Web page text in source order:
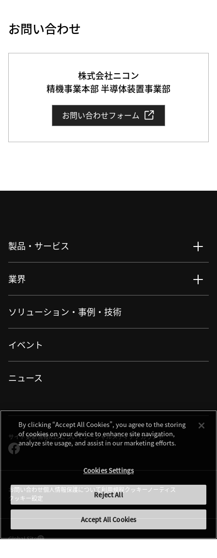
お問い合わせ
株式会社ニコン
精機事業本部 半導体装置事業部
お問い合わせフォーム
製品・サービス
アイケア
産業・特注
ロボット制御
産業用観察・検査
産業用測定・計測
宇宙・天体機器
半導体露光
半導体後工程露光（アドバンストパッケージング）
半導体測定・計測・検査
FPD露光
フレキシブルエレクトロニクス
DED方式金属3Dプリンター（AM装置）
L-PBF方式金属3Dプリンター（AM装置）
レーザー除去加工機
材料加工ソリューション
素材・部品
業界
バイオ・メディカル
自動車・航空・宇宙
資源・エネルギー・素材
ソリューション・事例・技術
イベント
ニュース
サイト更新情報RSSについてソーシャルメディアアカウント
お問い合わせ個人情報保護について利用規程クッキーノーティス
クッキー設定
Global Site
By clicking “Accept All Cookies”, you agree to the storing
of cookies on your device to enhance site navigation,
analyze site usage, and assist in our marketing efforts.
Cookies Settings
Reject All
Accept All Cookies